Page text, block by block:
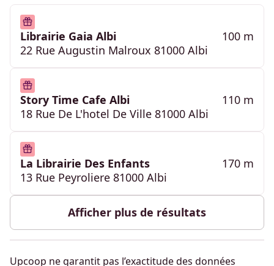
Librairie Gaia Albi
100 m
22 Rue Augustin Malroux 81000 Albi
Story Time Cafe Albi
110 m
18 Rue De L'hotel De Ville 81000 Albi
La Librairie Des Enfants
170 m
13 Rue Peyroliere 81000 Albi
Afficher plus de résultats
Upcoop ne garantit pas l’exactitude des données